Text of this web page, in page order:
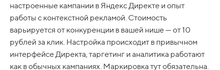
настроенные кампании в Яндекс Директе и опыт
работы с контекстной рекламой. Стоимость
варьируется от конкуренции в вашей нише — от 10
рублей за клик. Настройка происходит в привычном
интерфейсе Директа, таргетинг и аналитика работают
как в обычных кампаниях. Маркировка тут обязательна.